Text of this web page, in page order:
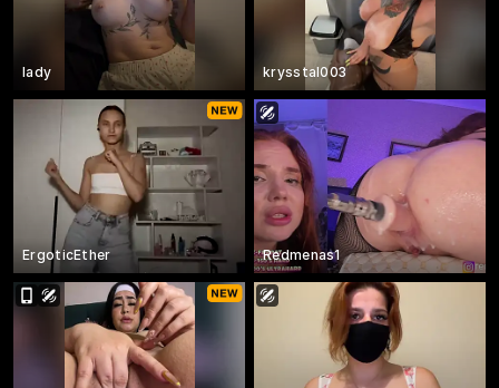
Iady krysstal003
ErgoticEther Redmenas1